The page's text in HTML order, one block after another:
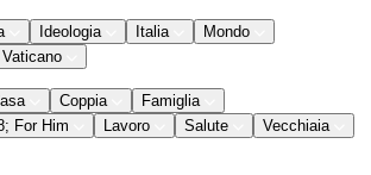
Ideologia Italia
Mondo
Vaticano
Coppia
Famiglia
For Him
Lavoro Salute
Vecchiaia